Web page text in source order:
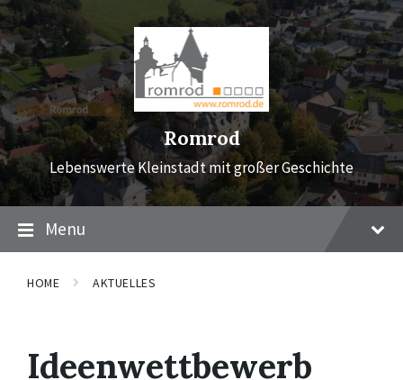
Skip
to
content
Skip
to
main
navigation
Skip
to
footer
Romrod
Lebenswerte Kleinstadt mit großer Geschichte
Menu
HOME AKTUELLES
Ideenwettbewerb